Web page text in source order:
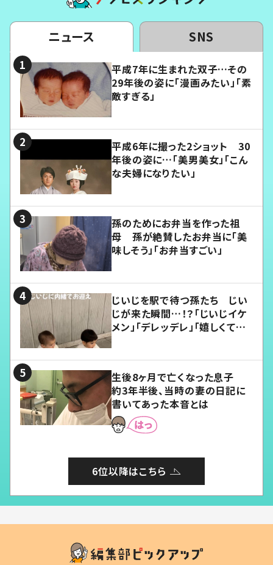
ニュース SNS
平成7年に生まれた双子…その
29年後の姿に「漫画みたい」「素
敵すぎる」
平成6年に撮った2ショット 30
年後の姿に…「美男美女」「こん
な夫婦になりたい」
孫のためにお弁当を作った祖
母 孫が絶賛したお弁当に「美
味しそう」「お弁当すごい」
じいじを駅で待つ孫たち じい
じが来た瞬間…！？「じいじイケ
メン」「デレッデレ」「嬉しくて可
生後8ヶ月で亡くなった息子
約3年半後、当時の妻の日記に
書いてあった本音とは
6位以降はこちら